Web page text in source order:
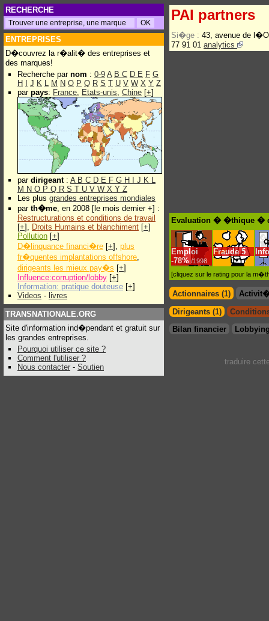
RECHERCHE
ENTREPRISES
D�couvrez la r�alit� des entreprises et
des marques!
Recherche par nom : 0-9 A B C D E F G
H
J K L M N O P Q R S T U V W X Y Z
par pays: France, Etats-unis, Chine [+]
par dirigeant: A B C D E F G H J K L
M N O P Q R S T U V W X Y Z
Les plus grandes entreprises mondiales
par th�me, en 2008 [le mois dernier +] :
Restructurations et conditions de travail
[+], Droits Humains et blanchiment [+]
Pollution [+]
D�linquance financi�re [+], plus
fr�quentes implantations offshore,
dirigeants les mieux pay�s [+]
Influence:corruption/lobby [+]
Information: pratique douteuse [+]
Videos - livres
TRANSNATIONALE.ORG
Site d'information ind�pendant et gratuit sur
les grandes entreprises.
Pourquoi utiliser ce site ?
Comment l'utiliser ?
Nous contacter - Soutien
PAI partners
Si�ge : 43, avenue de
77 91 01 analytics
Evaluation � �thique �
Emploi
-78% /1998
Fraude 5
[cliquez sur le rating pour la
Actionnaires (1)
Dirigeants (1)
Bilan financier
traduire